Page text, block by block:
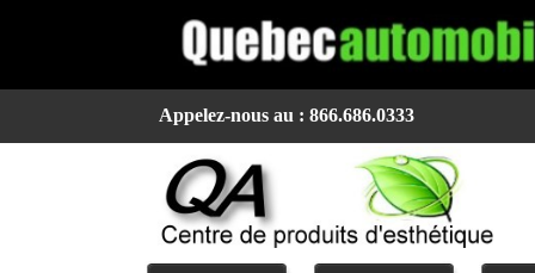
Appelez-nous au : 866.686.0333